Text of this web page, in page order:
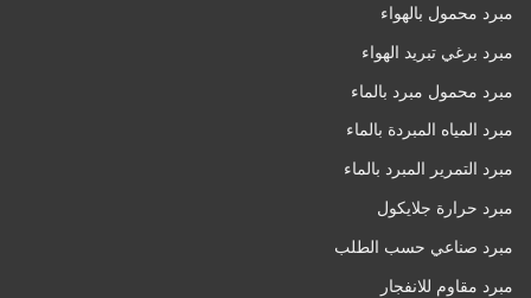
مبرد محمول بالهواء
مبرد برغي تبريد الهواء
مبرد محمول مبرد بالماء
مبرد المياه المبردة بالماء
مبرد التمرير المبرد بالماء
مبرد حرارة جلايكول
مبرد صناعي حسب الطلب
مبرد مقاوم للانفجار